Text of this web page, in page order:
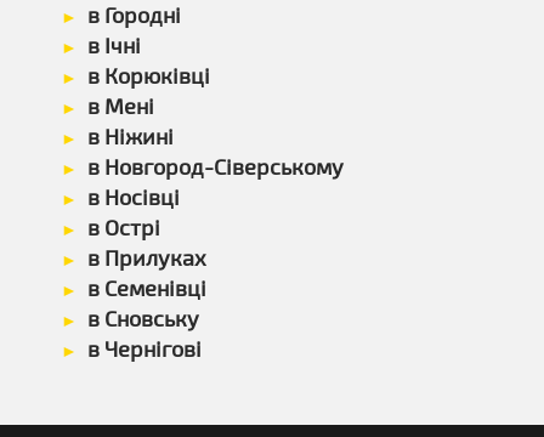
в Городні
в Ічні
в Корюківці
в Мені
в Ніжині
в Новгород-Сіверському
в Носівці
в Острі
в Прилуках
в Семенівці
в Сновську
в Чернігові